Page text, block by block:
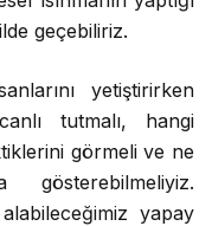
geçebiliriz.
yetiştirirken
tutmalı, hangi
görmeli ve ne
gösterebilmeliyiz.
yapay